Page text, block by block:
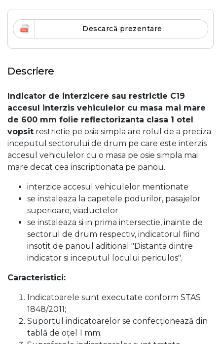
Descarcă prezentare
Descriere
Indicator de interzicere sau restrictie C19
accesul interzis vehiculelor cu masa mai mare
de 600 mm folie reflectorizanta clasa 1 otel
vopsit restrictie pe osia simpla are rolul de a preciza
inceputul sectorului de drum pe care este interzis
accesul vehiculelor cu o masa pe osie simpla mai
mare decat cea inscriptionata pe panou.
interzice accesul vehiculelor mentionate
se instaleaza la capetele podurilor, pasajelor
superioare, viaductelor
se instaleaza si in prima intersectie, inainte de
sectorul de drum respectiv, indicatorul fiind
insotit de panoul aditional "Distanta dintre
indicator si inceputul locului periculos".
Caracteristici:
Indicatoarele sunt executate conform STAS
1848/2011;
Suportul indicatoarelor se confecţionează din
tablă de oţel 1 mm;